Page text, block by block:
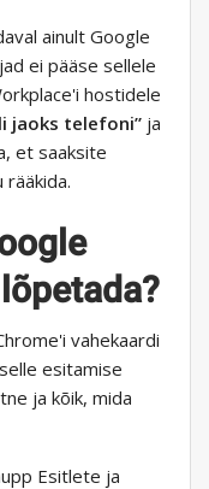
ainult Google
ei pääse sellele
hostidele
jaoks telefoni” ja
et saaksite
vahekaardi
esitamise
ja kõik, mida
Esitlete ja